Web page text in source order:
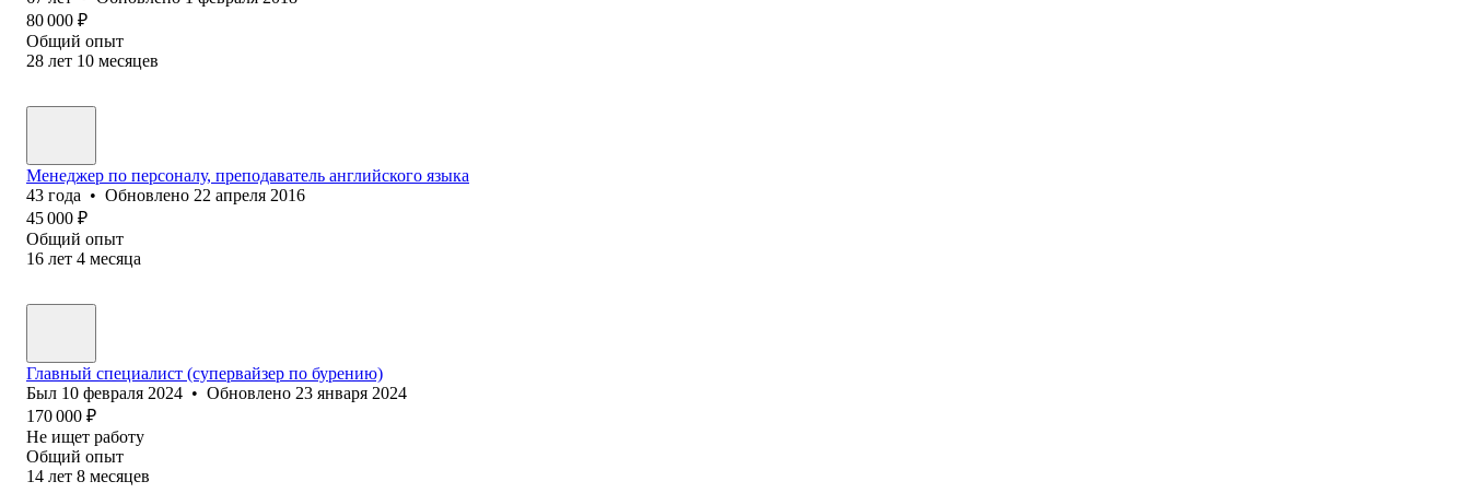
80 000 ₽
Общий опыт
28 лет 10 месяцев
Менеджер по персоналу, преподаватель английского языка
43 года • Обновлено 22 апреля 2016
45 000 ₽
Общий опыт
16 лет 4 месяца
Главный специалист (супервайзер по бурению)
Был 10 февраля 2024 • Обновлено 23 января 2024
170 000 ₽
Не ищет работу
Общий опыт
14 лет 8 месяцев